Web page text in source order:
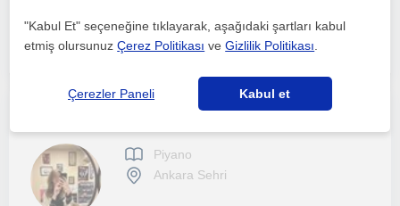
Ankara Sehri, Çankaya An...
Müzik öğretmeninden online piyano dersi
Piyano
Ankara Sehri
"Kabul Et" seçeneğine tıklayarak, aşağıdaki şartları kabul
etmiş olursunuzÇerez Politikası veGizlilik Politikası
Çerezler Paneli Kabul et